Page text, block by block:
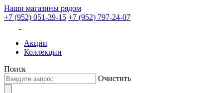
Наши магазины рядом
+7 (952) 051-39-15 +7 (952) 797-24-07
Акции
Коллекции
Поиск
Очистить